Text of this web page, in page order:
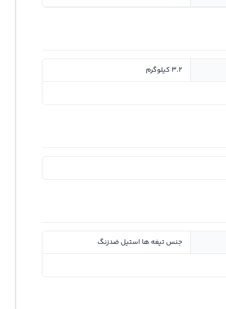
3.2 کیلوگرم
جنس تیغه ها استیل ضدزنگ